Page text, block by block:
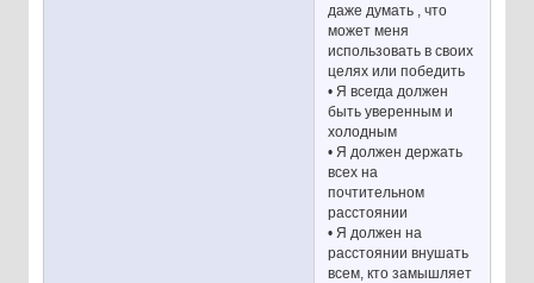
даже думать , что
может меня
использовать в своих
целях или победить
• Я всегда должен
быть уверенным и
холодным
• Я должен держать
всех на
почтительном
расстоянии
• Я должен на
расстоянии внушать
всем, кто замышляет